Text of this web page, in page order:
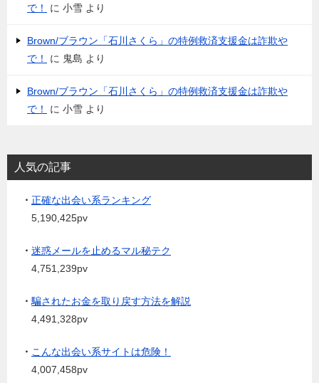
で！
に 小雪 より
Brown/ブラウン「石川さくら」の特例救済支援金は詐欺や
で！
に 鬼島 より
Brown/ブラウン「石川さくら」の特例救済支援金は詐欺や
で！
に 小雪 より
人気の記事
・ 正確な出会い系ランキング
5,190,425pv
・ 迷惑メールを止めるマル秘テク
4,751,239pv
・ 騙されたお金を取り戻す方法を解説
4,491,328pv
・ こんな出会い系サイトは危険！
4,007,458pv